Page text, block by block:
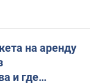
на аренду
и где